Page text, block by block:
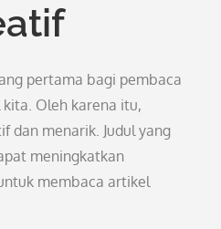
pertama bagi pembaca
Oleh karena itu,
dan menarik. Judul yang
meningkatkan
membaca artikel